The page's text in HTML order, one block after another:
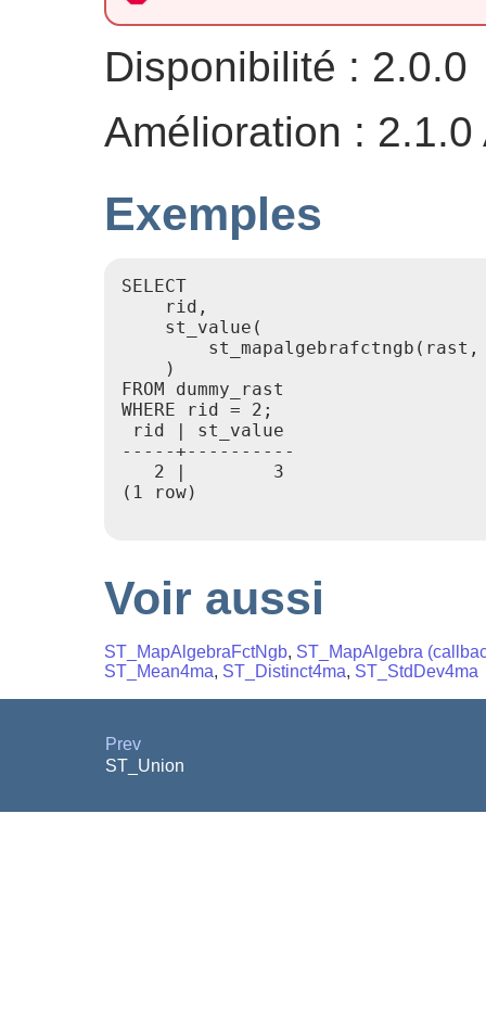
Disponibilité : 2.0.0
Amélioration :
Exemples
SELECT
    rid,
    st_value(
    )
FROM dummy_rast
WHERE rid = 2;
rid | st_value
-----+----------
   2 |        3
(1 row)
Voir aussi
ST_MapAlgebraFctNgb, ST_MapAlgebra
ST_Mean4ma, ST_Distinct4ma, ST_StdDev4ma
Prev
ST_Union